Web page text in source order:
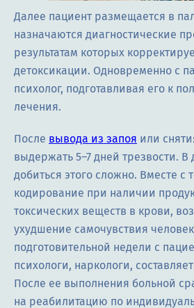
Далее пациент размещается в
назначаются диагностические
результатам которых
детоксикации. Одновременно с
психолог, подготавливая его к
лечения.
После вывода из запоя или
выдержать 5–7 дней трезвости.
добиться этого сложно. Вместе с
кодирование при наличии
токсических веществ в крови,
ухудшение самочувствия
подготовительной недели с
психологи, наркологи,
После ее выполнения больной
на реабилитацию по